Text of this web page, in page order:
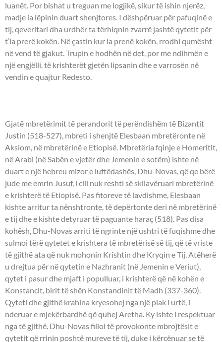
luanët. Por bishat u treguan me logjikë, sikur të ishin njerëz,
madje ia lëpinin duart shenjtores. I dëshpëruar për pafuqinë e
tij, qeveritari dha urdhër ta tërhiqnin zvarrë jashtë qytetit për
t’ia prerë kokën. Në çastin kur ia prenë kokën, rrodhi qumësht
në vend të gjakut. Trupin e hodhën në det, por me ndihmën e
një engjëlli, të krishterët gjetën lipsanin dhe e varrosën në
vendin e quajtur Redesto.
Gjatë mbretërimit të perandorit të perëndishëm të Bizantit
Justin (518-527), mbreti i shenjtë Elesbaan mbretëronte në
Aksiom, në mbretërinë e Etiopisë. Mbretëria fqinje e Homeritit,
në Arabi (në Sabën e vjetër dhe Jemenin e sotëm) ishte në
duart e një hebreu mizor e luftëdashës, Dhu-Novas, që qe bërë
jude me emrin Jusuf, i cili nuk reshti së skllavëruari mbretërinë
e krishterë të Etiopisë. Pas fitoreve të lavdishme, Elesbaan
kishte arritur ta nënshtronte, të depërtonte deri në mbretërinë
e tij dhe e kishte detyruar të paguante haraç (518). Pas disa
kohësh, Dhu-Novas arriti të ngrinte një ushtri të fuqishme dhe
sulmoi tërë qytetet e krishtera të mbretërisë së tij, që të vriste
të gjithë ata që nuk mohonin Krishtin dhe Kryqin e Tij. Atëherë
u drejtua për në qytetin e Nazhranit (në Jemenin e Veriut),
qytet i pasur dhe mjaft i populluar, i krishterë që në kohën e
Konstancit, birit të shën Konstandinit të Madh (337-360).
Qyteti dhe gjithë krahina kryesohej nga një plak i urtë, i
nderuar e mjekërbardhë që quhej Aretha. Ky ishte i respektuar
nga të gjithë. Dhu-Novas filloi të provokonte mbrojtësit e
qytetit që rrinin poshtë mureve të tij, duke i kërcënuar se të